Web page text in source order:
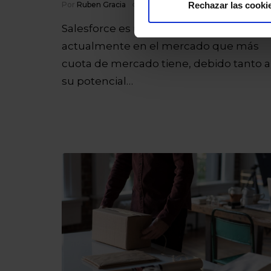
Rechazar las
Por Ruben Gracia 5 Mins de lectura
Salesforce es uno de los CRM existentes
actualmente en el mercado que más
cuota de mercado tiene, debido tanto a
su potencial…